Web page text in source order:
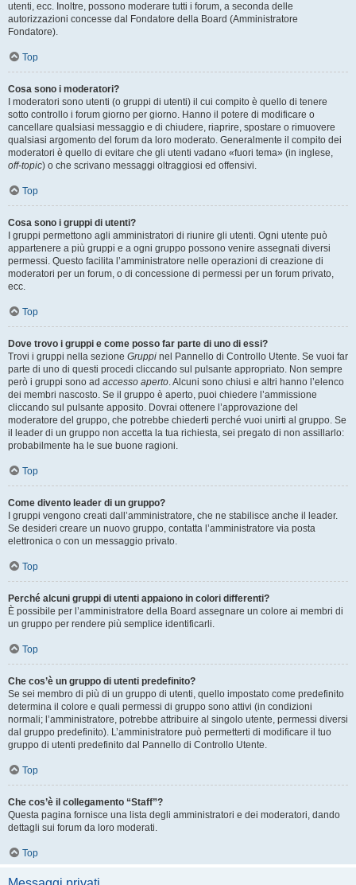
utenti, ecc. Inoltre, possono moderare tutti i forum, a seconda delle
autorizzazioni concesse dal Fondatore della Board (Amministratore
Fondatore).
Top
Cosa sono i moderatori?
I moderatori sono utenti (o gruppi di utenti) il cui compito è quello di tenere
sotto controllo i forum giorno per giorno. Hanno il potere di modificare o
cancellare qualsiasi messaggio e di chiudere, riaprire, spostare o rimuovere
qualsiasi argomento del forum da loro moderato. Generalmente il compito dei
moderatori è quello di evitare che gli utenti vadano «fuori tema» (in inglese,
off-topic) o che scrivano messaggi oltraggiosi ed offensivi.
Top
Cosa sono i gruppi di utenti?
I gruppi permettono agli amministratori di riunire gli utenti. Ogni utente può
appartenere a più gruppi e a ogni gruppo possono venire assegnati diversi
permessi. Questo facilita l’amministratore nelle operazioni di creazione di
moderatori per un forum, o di concessione di permessi per un forum privato,
ecc.
Top
Dove trovo i gruppi e come posso far parte di uno di essi?
Trovi i gruppi nella sezione Gruppi nel Pannello di Controllo Utente. Se vuoi far
parte di uno di questi procedi cliccando sul pulsante appropriato. Non sempre
però i gruppi sono ad accesso aperto. Alcuni sono chiusi e altri hanno l’elenco
dei membri nascosto. Se il gruppo è aperto, puoi chiedere l’ammissione
cliccando sul pulsante apposito. Dovrai ottenere l’approvazione del
moderatore del gruppo, che potrebbe chiederti perché vuoi unirti al gruppo. Se
il leader di un gruppo non accetta la tua richiesta, sei pregato di non assillarlo:
probabilmente ha le sue buone ragioni.
Top
Come divento leader di un gruppo?
I gruppi vengono creati dall’amministratore, che ne stabilisce anche il leader.
Se desideri creare un nuovo gruppo, contatta l’amministratore via posta
elettronica o con un messaggio privato.
Top
Perché alcuni gruppi di utenti appaiono in colori differenti?
È possibile per l’amministratore della Board assegnare un colore ai membri di
un gruppo per rendere più semplice identificarli.
Top
Che cos’è un gruppo di utenti predefinito?
Se sei membro di più di un gruppo di utenti, quello impostato come predefinito
determina il colore e quali permessi di gruppo sono attivi (in condizioni
normali; l’amministratore, potrebbe attribuire al singolo utente, permessi diversi
dal gruppo predefinito). L’amministratore può permetterti di modificare il tuo
gruppo di utenti predefinito dal Pannello di Controllo Utente.
Top
Che cos’è il collegamento “Staff”?
Questa pagina fornisce una lista degli amministratori e dei moderatori, dando
dettagli sui forum da loro moderati.
Top